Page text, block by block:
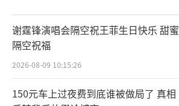
谢霆锋演唱会隔空祝王菲生日快乐 甜蜜
隔空祝福
2026-08-09 10:15:26
150元车上过夜费到底谁被做局了 真相